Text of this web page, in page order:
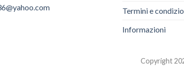
Termini e
Informazioni
Copyright